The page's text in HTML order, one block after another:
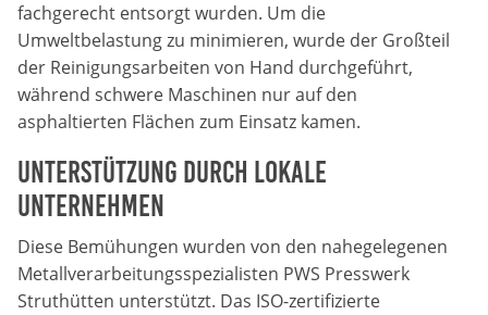
fachgerecht entsorgt wurden. Um die
Umweltbelastung zu minimieren, wurde der Großteil
der Reinigungsarbeiten von Hand durchgeführt,
während schwere Maschinen nur auf den
asphaltierten Flächen zum Einsatz kamen.
Unterstützung durch lokale
Unternehmen
Diese Bemühungen wurden von den nahegelegenen
Metallverarbeitungsspezialisten PWS Presswerk
Struthütten unterstützt. Das ISO-zertifizierte
Statistiken
Cookies, die der Sammlung von Informationen und
Erstellung von Berichten über die Website-
Nutzungsstatistik dienen, ohne dass einzelne
Google Analytics
Name:
_gat, _ga, _gid